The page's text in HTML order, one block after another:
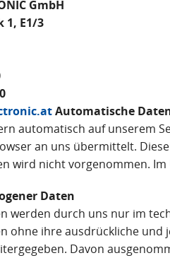
GmbH
1, E1/3
Automatische
automatisch auf unserem
an uns übermittelt.
wird nicht vorgenommen.
Daten
werden durch uns nur im
ohne ihre ausdrückliche
Davon